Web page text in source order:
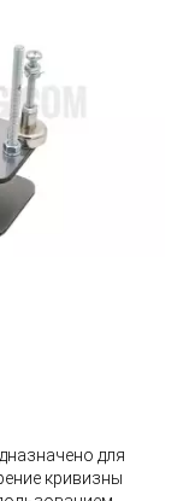
для
кривизны